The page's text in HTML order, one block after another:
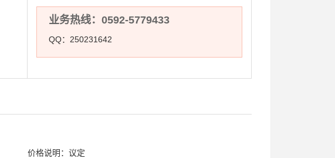
业务热线：0592-5779433
QQ：250231642
价格说明：议定